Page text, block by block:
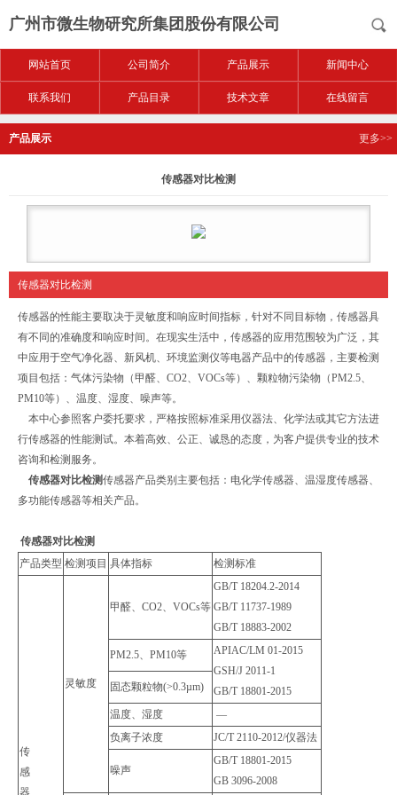
广州市微生物研究所集团股份有限公司
网站首页 公司简介 产品展示 新闻中心
联系我们 产品目录 技术文章 在线留言
产品展示 更多>>
传感器对比检测
传感器对比检测
传感器的性能主要取决于灵敏度和响应时间指标，针对不同目标物，传感器具
有不同的准确度和响应时间。在现实生活中，传感器的应用范围较为广泛，其
中应用于空气净化器、新风机、环境监测仪等电器产品中的传感器，主要检测
项目包括：气体污染物（甲醛、CO2、VOCs等）、颗粒物污染物（PM2.5、
PM10等）、温度、湿度、噪声等。
本中心参照客户委托要求，严格按照标准采用仪器法、化学法或其它方法进
行传感器的性能测试。本着高效、公正、诚恳的态度，为客户提供专业的技术
咨询和检测服务。
传感器对比检测传感器产品类别主要包括：电化学传感器、温湿度传感器、
多功能传感器等相关产品。
传感器对比检测
产品类型 检测项目 具体指标 检测标准
传
感
器
灵敏度
甲醛、CO2、VOCs等
GB/T 18204.2-2014
GB/T 11737-1989
GB/T 18883-2002
PM2.5、PM10等
APIAC/LM 01-2015
GSH/J 2011-1
GB/T 18801-2015
固态颗粒物(>0.3µm)
温度、湿度
—
负离子浓度
JC/T 2110-2012/仪器法
噪声
GB/T 18801-2015
GB 3096-2008